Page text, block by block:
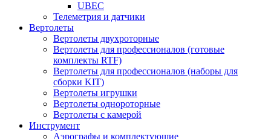
UBEC
Телеметрия и датчики
Вертолеты
Вертолеты двухроторные
Вертолеты для профессионалов (готовые
комплекты RTF)
Вертолеты для профессионалов (наборы для
сборки KIT)
Вертолеты игрушки
Вертолеты однороторные
Вертолеты с камерой
Инструмент
Аэрографы и комплектующие